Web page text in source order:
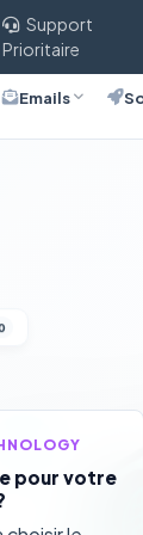
Support
Prioritaire
Emails
pour votre